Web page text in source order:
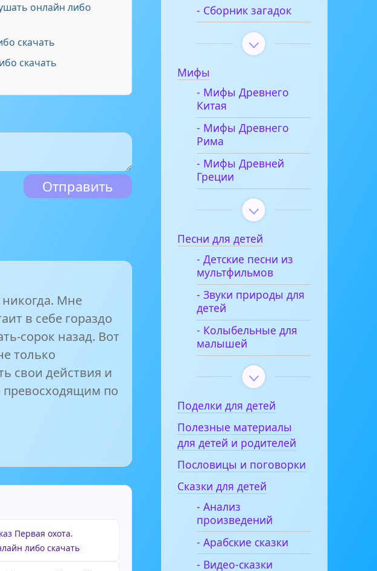
онлайн либо
скачать
скачать
никогда. Мне
в себе гораздо
сорок назад. Вот
только
свои действия и
превосходящим по
Первая охота.
либо скачать
- Сборник загадок
Мифы
- Мифы Древнего
Китая
- Мифы Древнего
Рима
- Мифы Древней
Греции
Песни для детей
- Детские песни из
мультфильмов
- Звуки природы для
детей
- Колыбельные для
малышей
Поделки для детей
Полезные материалы
для детей и родителей
Пословицы и поговорки
Сказки для детей
- Анализ
произведений
- Арабские сказки
- Видео-сказки